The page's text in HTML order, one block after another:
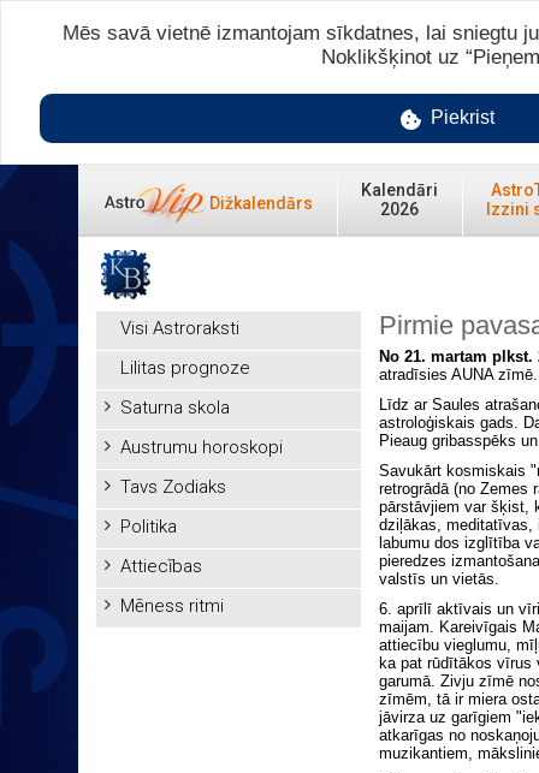
Dižkalendārs
Kalendāri
2026
Izzini
Visi Astroraksti
Lilitas prognoze
Saturna skola
Austrumu horoskopi
Tavs Zodiaks
Politika
Attiecības
Mēness ritmi
Pirmie
No 21. martam
atradīsies AUNA zīmē.
Līdz ar Saules
astroloģiskais gads.
Pieaug gribasspēks
Savukārt kosmiskais
retrogrādā (no Zemes
pārstāvjiem var šķist,
dziļākas, meditatīvas,
labumu dos izglītība
pieredzes
valstīs un vietās.
6. aprīlī aktīvais un
maijam. Kareivīgais
attiecību vieglumu,
ka pat rūdītākos vīrus
garumā. Zivju zīmē
zīmēm, tā ir miera
jāvirza uz garīgiem
atkarīgas no
muzikantiem,
Mēs savā vietnē izmantojam sīkdatnes, lai sniegtu
Noklikšķinot uz
Piekrist